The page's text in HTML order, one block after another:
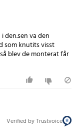
den.sen va den
som knutits visst
blev de monterat får
Verified by Trustvoice